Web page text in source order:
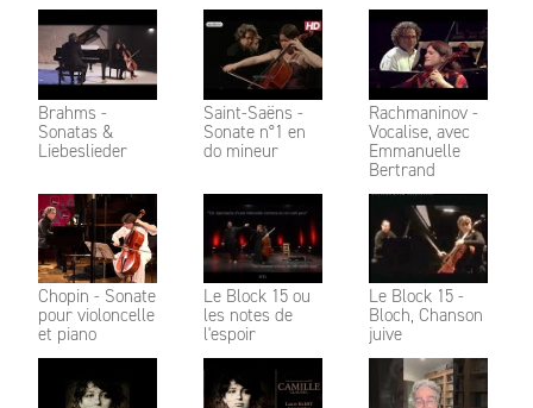
Brahms -
Sonatas &
Liebeslieder
Saint-Saëns -
Sonate n°1 en
do mineur
Rachmaninov -
Vocalise, avec
Emmanuelle
Bertrand
Chopin - Sonate
pour violoncelle
et piano
Le Block 15 ou
les notes de
l'espoir
Le Block 15 -
Bloch, Chanson
juive